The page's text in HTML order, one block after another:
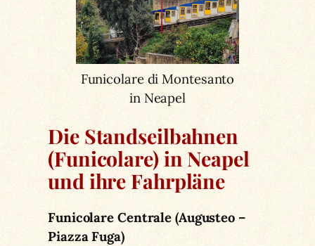
Funicolare di Montesanto
in Neapel
Die Standseilbahnen
(Funicolare) in Neapel
und ihre Fahrpläne
Funicolare Centrale (Augusteo –
Piazza Fuga)